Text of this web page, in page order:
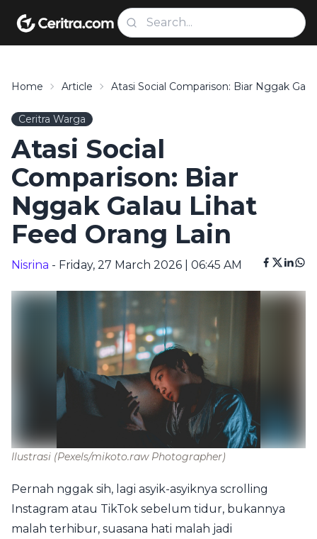
Home Article Atasi Social Comparison: Biar Nggak
Ceritra Warga
Atasi Social
Comparison: Biar
Nggak Galau Lihat
Feed Orang Lain
Nisrina - Friday, 27 March 2026 | 06:45 AM
Ilustrasi (Pexels/mikoto.raw Photographer)
Pernah nggak sih, lagi asyik-asyiknya scrolling
Instagram atau TikTok sebelum tidur, bukannya
malah terhibur, suasana hati malah jadi